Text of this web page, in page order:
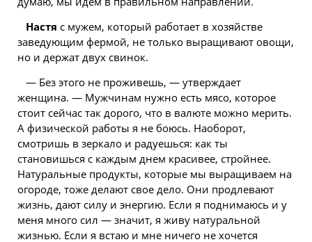
Настя с мужем, который работает в хозяйстве
заведующим фермой, не только выращивают овощи,
но и держат двух свинок.
— Без этого не проживешь, — утверждает
женщина. — Мужчинам нужно есть мясо, которое
стоит сейчас так дорого, что в валюте можно мерить.
А физической работы я не боюсь. Наоборот,
смотришь в зеркало и радуешься: как ты
становишься с каждым днем красивее, стройнее.
Натуральные продукты, которые мы выращиваем на
огороде, тоже делают свое дело. Они продлевают
жизнь, дают силу и энергию. Если я поднимаюсь и у
меня много сил — значит, я живу натуральной
жизнью. Если я встаю и мне ничего не хочется